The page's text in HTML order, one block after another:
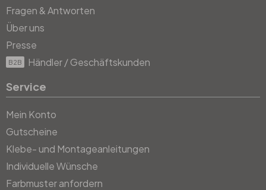
Fragen & Antworten
Über uns
Presse
B2B Händler / Geschäftskunden
Service
Mein Konto
Gutscheine
Klebe- und Montageanleitungen
Individuelle Wünsche
Farbmuster anfordern